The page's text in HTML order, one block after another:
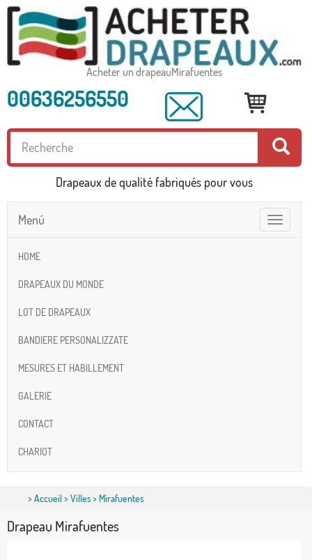
Acheter un drapeauMirafuentes
00636256550
Drapeaux de qualité fabriqués pour vous
Toggle
navigation
Menú
HOME
DRAPEAUX DU MONDE
LOT DE DRAPEAUX
BANDIERE PERSONALIZZATE
MESURES ET HABILLEMENT
GALERIE
CONTACT
CHARIOT
>Accueil>Villes> Mirafuentes
Drapeau Mirafuentes